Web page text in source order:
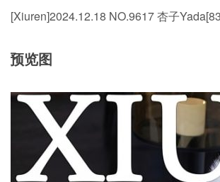
[Xiuren]2024.12.18 NO.9617 杏子
预览图